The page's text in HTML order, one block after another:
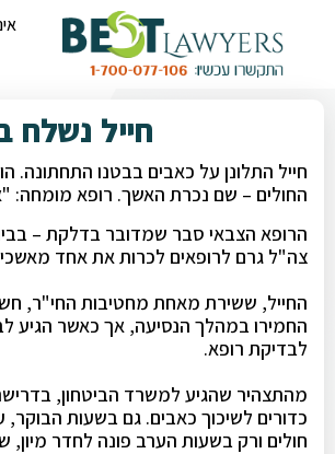
חייל נשלח
חייל התלונן על כאבים בבטנו
החולים – שם נכרת האשך. רופא מומחה:
הרופא הצבאי סבר שמדובר בדלקת – בבית
צה"ל גרם לרופאים לכרות את אחד
החייל, ששירת מאחת מחטיבות החי"ר,
החמירו במהלך הנסיעה, אך כאשר הגיע
לבדיקת רופא.
מהתצהיר שהגיע למשרד הביטחון,
כדורים לשיכוך כאבים. גם בשעות
חולים ורק בשעות הערב פונה לחדר